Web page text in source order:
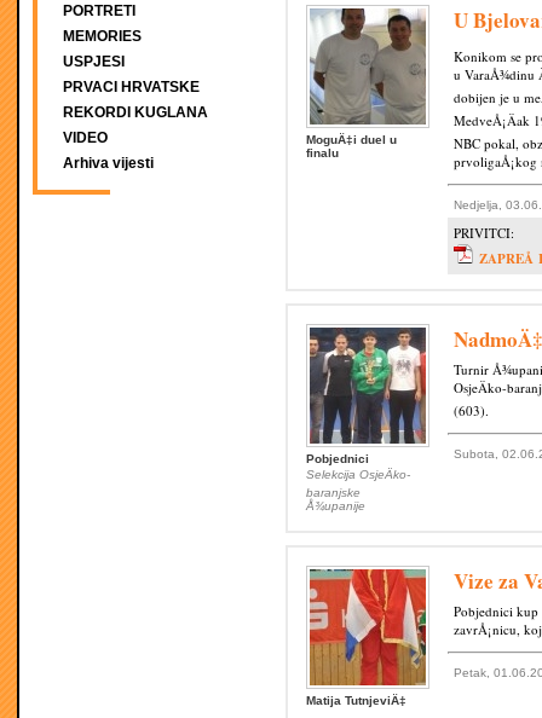
PORTRETI
MEMORIES
USPJESI
PRVACI HRVATSKE
REKORDI KUGLANA
VIDEO
Arhiva vijesti
MoguÄ‡i duel u
finalu
U
Konikom se
u VaraÅ¾dinu
dobijen je u
MedveÅ¡Äak
NBC pokal,
prvoligaÅ¡kog
Nedjelja,
PRIVITCI:
ZAPREÅ
Pobjednici
Selekcija OsjeÄko-
baranjske
Å¾upanije
Turnir
OsjeÄko-
(603).
Subota,
Matija TutnjeviÄ‡
Vize za
Pobjednici
zavrÅ¡nicu,
Petak,